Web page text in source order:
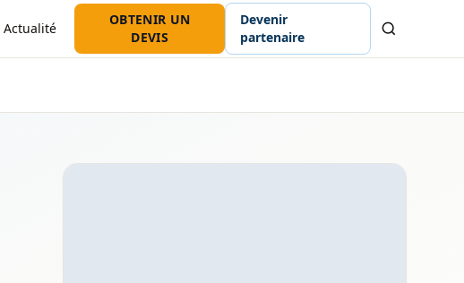
Actualité
OBTENIR UN
DEVIS
Devenir
partenaire